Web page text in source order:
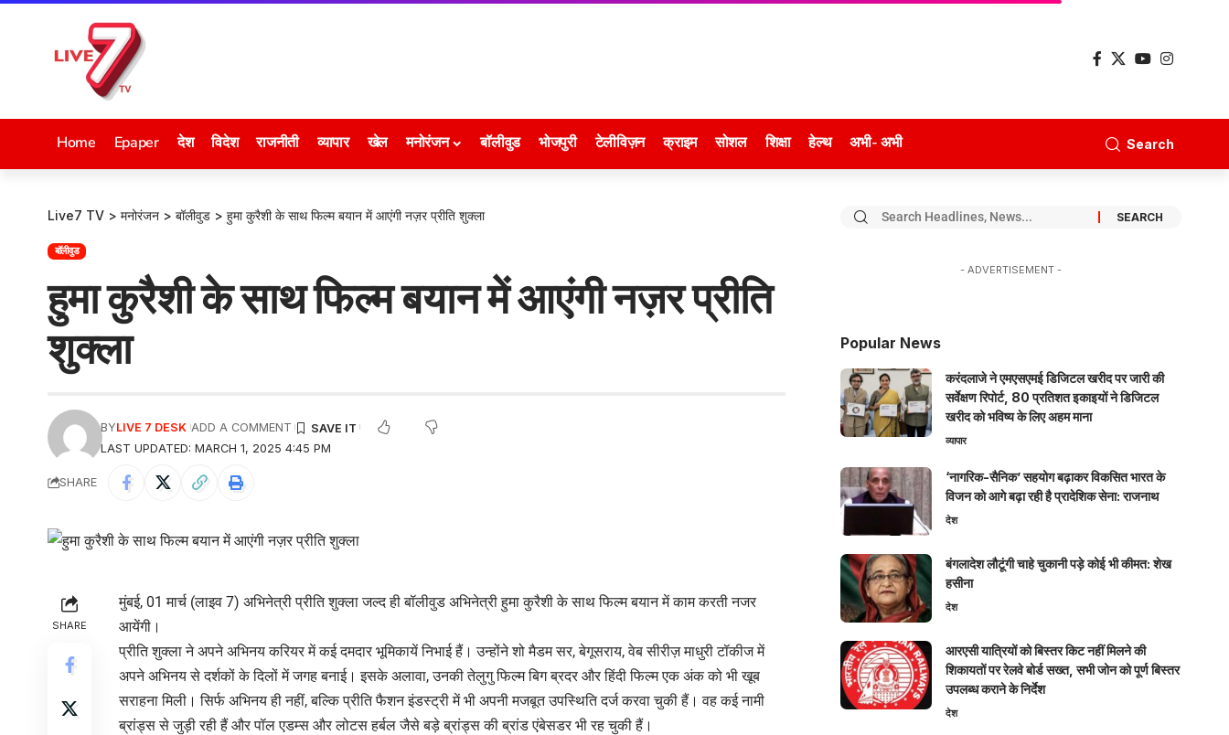
Home Epaper देश विदेश राजनीती व्यापार खेल मनोरंजन बॉलीवुड भोजपुरी टेलीविज़न क्राइम सोशल शिक्षा हेल्थ अभी- अभी Search
Live7 TV > मनोरंजन > बॉलीवुड > हुमा कुरैशी के साथ फिल्म बयान में आएंगी नज़र प्रीति शुक्ला
बॉलीवुड
हुमा कुरैशी के साथ फिल्म बयान में आएंगी नज़र प्रीति
शुक्ला
LAST UPDATED: MARCH 1, 2025 4:45 PM
BYLIVE 7 DESK ADD A COMMENT
SHARE
SHARE
मुंबई, 01 मार्च (लाइव 7) अभिनेत्री प्रीति शुक्ला जल्द ही बॉलीवुड अभिनेत्री हुमा कुरैशी के साथ फिल्म बयान में काम करती नजर
आयेंगी।
प्रीति शुक्ला ने अपने अभिनय करियर में कई दमदार भूमिकायें निभाई हैं। उन्होंने शो मैडम सर, बेगूसराय, वेब सीरीज़ माधुरी टॉकीज में
अपने अभिनय से दर्शकों के दिलों में जगह बनाई। इसके अलावा, उनकी तेलुगु फिल्म बिग ब्रदर और हिंदी फिल्म एक अंक को भी खूब
सराहना मिली। सिर्फ अभिनय ही नहीं, बल्कि प्रीति फैशन इंडस्ट्री में भी अपनी मजबूत उपस्थिति दर्ज करवा चुकी हैं। वह कई नामी
ब्रांड्स से जुड़ी रही हैं और पॉल एडम्स और लोटस हर्बल जैसे बड़े ब्रांड्स की ब्रांड एंबेसडर भी रह चुकी हैं।
- ADVERTISEMENT -
Popular News
करंदलाजे ने एमएसएमई डिजिटल खरीद पर जारी की
सर्वेक्षण रिपोर्ट, 80 प्रतिशत इकाइयों ने डिजिटल
खरीद को भविष्य के लिए अहम माना
व्यापार
‘नागरिक-सैनिक’ सहयोग बढ़ाकर विकसित भारत के
विजन को आगे बढ़ा रही है प्रादेशिक सेना: राजनाथ
देश
बंगलादेश लौटूंगी चाहे चुकानी पड़े कोई भी कीमत: शेख
हसीना
देश
आरएसी यात्रियों को बिस्तर किट नहीं मिलने की
शिकायतों पर रेलवे बोर्ड सख्त, सभी जोन को पूर्ण बिस्तर
उपलब्ध कराने के निर्देश
देश